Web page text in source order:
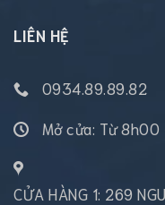
LIÊN HỆ
0934.89.89.82
Mở cửa: Từ
CỬA HÀNG 1: 269